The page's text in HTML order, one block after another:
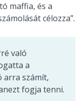
maffia, és a
célozza”.
való
a
arra számít,
fogja tenni.